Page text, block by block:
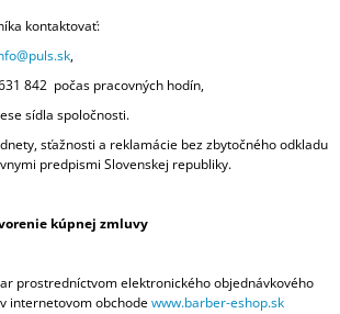
kontaktovať:
,
842 počas pracovných hodín,
sídla spoločnosti.
sťažnosti a reklamácie bez zbytočného odkladu
predpismi Slovenskej republiky.
kúpnej zmluvy
prostredníctvom elektronického objednávkového
internetovom obchodewww.barber-eshop.sk